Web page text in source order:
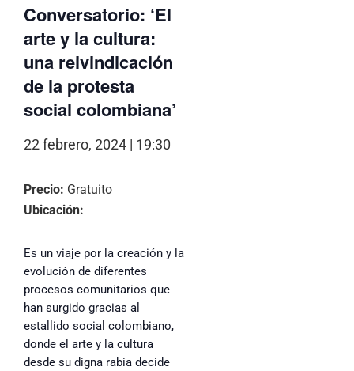
Conversatorio: ‘El
arte y la cultura:
una reivindicación
de la protesta
social colombiana’
22 febrero, 2024 | 19:30
Precio: Gratuito
Ubicación:
Es un viaje por la creación y la
evolución de diferentes
procesos comunitarios que
han surgido gracias al
estallido social colombiano,
donde el arte y la cultura
desde su digna rabia decide